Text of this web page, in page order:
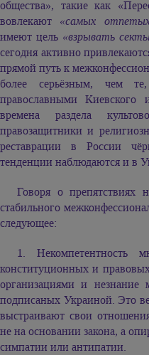
общества», такие как
вовлекают «самых
имеют цель «взрывать
сегодня активно
прямой путь к
более серьёзным, чем
православными Киевского
времена раздела
правозащитники и
реставрации в России
тенденции наблюдаются и в
Говоря о препятствиях
стабильного
следующее:
1. Некомпетентность
конституционных и
организациями и незнание
подписаных Украиной. Это
выстраивают свои
не на основании закона, а
симпатии или антипатии.